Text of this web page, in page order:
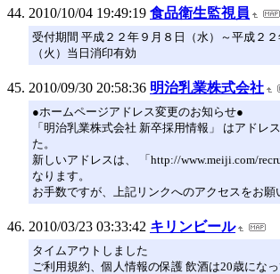
2010/10/04 19:49:19 食品衛生監視員
受付期間 平成２２年９月８日（水）～平成２２
（火）当日消印有効
2010/09/30 20:58:36 明治乳業株式会社
●ホームページアドレス変更のお知らせ●
「明治乳業株式会社 新卒採用情報」 はアドレ
た。
新しいアドレスは、 「http://www.meiji.com/
なります。
お手数ですが、上記リンクへのアクセスをお願
2010/03/23 03:33:42 キリンビール
タイムアウトしました
ご利用規約、個人情報の保護 飲酒は20歳にな